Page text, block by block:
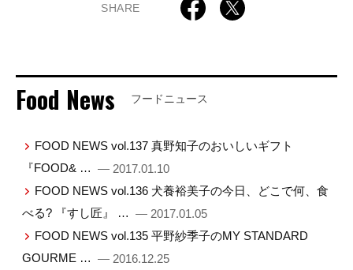
SHARE
Food News フードニュース
FOOD NEWS vol.137 真野知子のおいしいギフト
『FOOD& … — 2017.01.10
FOOD NEWS vol.136 犬養裕美子の今日、どこで何、食
べる? 『すし匠』 … — 2017.01.05
FOOD NEWS vol.135 平野紗季子のMY STANDARD
GOURME … — 2016.12.25